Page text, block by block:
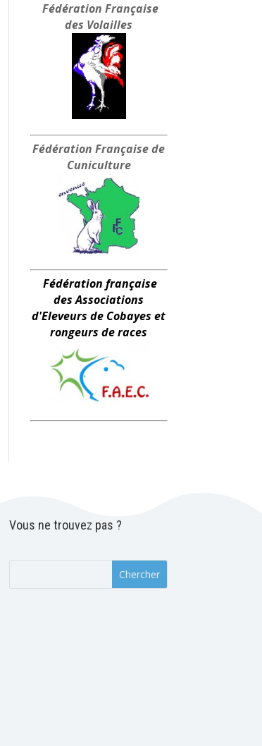
Fédération Française
des Volailles
Fédération Françaisede
Cuniculture
Fédération française
des Associations
d'Eleveurs de Cobayes et
rongeurs de races
Vous ne trouvez pas ?